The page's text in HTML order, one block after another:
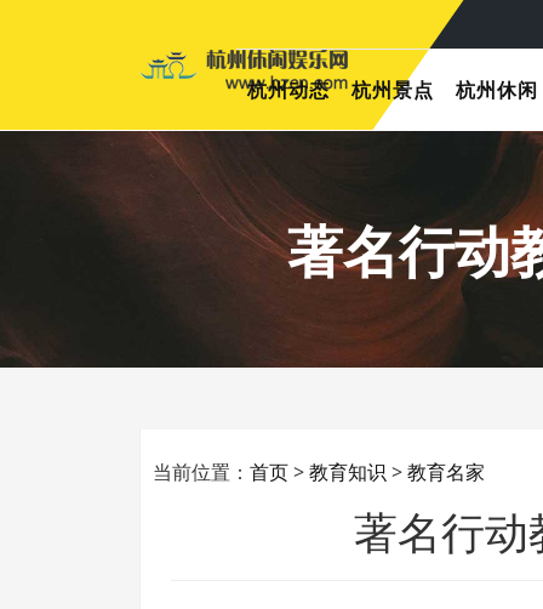
杭州动态 杭州景点 杭州休闲
著名行动
当前位置： 首页>教育知识 >教育名家
著名行